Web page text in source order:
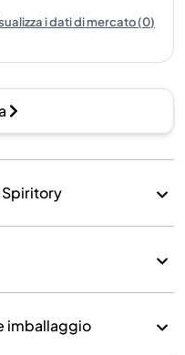
i dati di mercato(0)
imballaggio